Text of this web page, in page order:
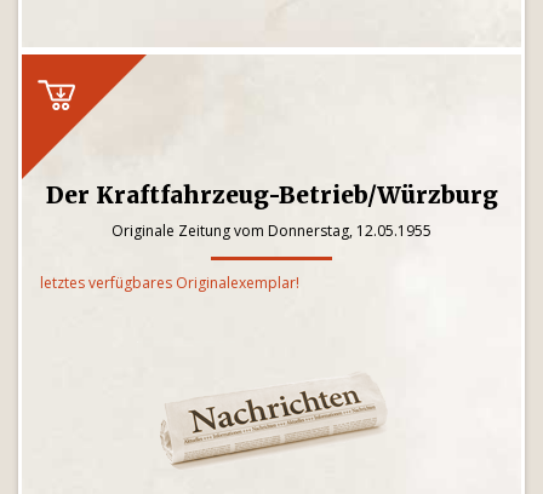
Der Kraftfahrzeug-Betrieb/Würzburg
Originale Zeitung vom Donnerstag, 12.05.1955
letztes verfügbares Originalexemplar!